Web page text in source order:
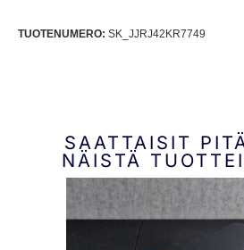
TUOTENUMERO: SK_JJRJ42KR7749
SAATTAISIT
NÄISTÄ